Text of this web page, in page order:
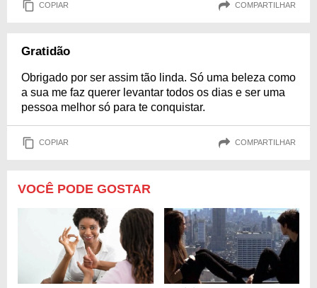
COPIAR COMPARTILHAR
Gratidão
Obrigado por ser assim tão linda. Só uma beleza como
a sua me faz querer levantar todos os dias e ser uma
pessoa melhor só para te conquistar.
COPIAR COMPARTILHAR
VOCÊ PODE GOSTAR